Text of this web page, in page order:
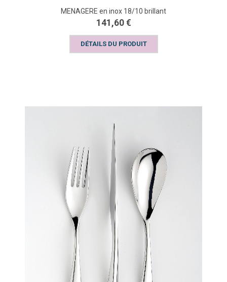
MENAGERE en inox 18/10 brillant
141,60 €
DÉTAILS DU PRODUIT